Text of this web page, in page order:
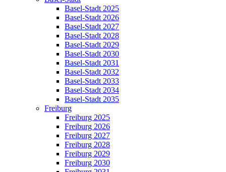
Basel-Stadt 2025
Basel-Stadt 2026
Basel-Stadt 2027
Basel-Stadt 2028
Basel-Stadt 2029
Basel-Stadt 2030
Basel-Stadt 2031
Basel-Stadt 2032
Basel-Stadt 2033
Basel-Stadt 2034
Basel-Stadt 2035
Freiburg
Freiburg 2025
Freiburg 2026
Freiburg 2027
Freiburg 2028
Freiburg 2029
Freiburg 2030